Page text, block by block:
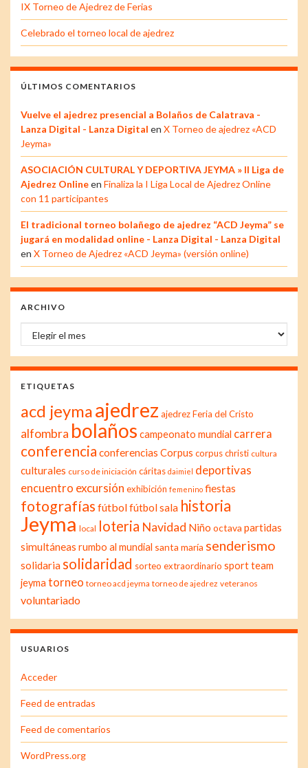
IX Torneo de Ajedrez de Ferias
Celebrado el torneo local de ajedrez
ÚLTIMOS COMENTARIOS
Vuelve el ajedrez presencial a Bolaños de Calatrava -
Lanza Digital - Lanza Digital en X Torneo de ajedrez «ACD
Jeyma»
ASOCIACIÓN CULTURAL Y DEPORTIVA JEYMA » II Liga de
Ajedrez Onlineen Finaliza la I Liga Local de Ajedrez Online
con 11 participantes
El tradicional torneo bolañego de ajedrez “ACD Jeyma” se
jugará en modalidad online - Lanza Digital - Lanza Digital
en X Torneo de Ajedrez «ACD Jeyma» (versión online)
ARCHIVO
Archivo
ETIQUETAS
acd jeymaajedrez ajedrez Feria del Cristo
alfombra bolaños campeonato mundial carrera
conferencia conferencias Corpus corpus christi cultura
culturales curso de iniciación cáritas daimiel deportivas
encuentro excursión exhibición femenino fiestas
fotografías fútbolfútbol sala historia
Jeyma local loteria Navidad Niño octava partidas
simultáneas rumbo al mundial santa maría senderismo
solidariasolidaridad sorteo extraordinario sport team
jeyma torneo torneo acd jeyma torneo de ajedrez veteranos
voluntariado
USUARIOS
Acceder
Feed de entradas
Feed de comentarios
WordPress.org